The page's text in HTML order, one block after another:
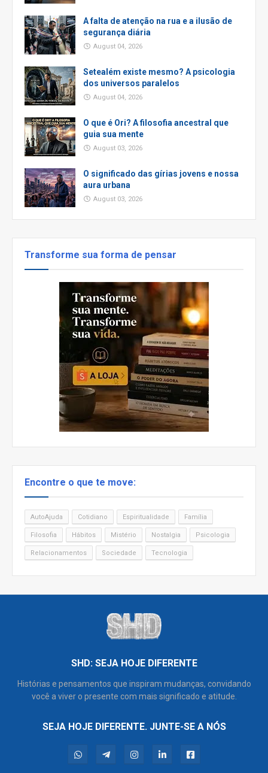
A falta de atenção na rua e a ilusão de
segurança diária
August 04, 2026
Setealém existe mesmo? A psicologia
dos universos paralelos
August 04, 2026
O que é Ori? A filosofia ancestral que
guia sua mente
August 03, 2026
O significado das gírias jovens e nossa
aura urbana
August 03, 2026
Transforme sua forma de pensar
Encontre o que te move:
AutoAjuda Cotidiano Espiritualidade Família
Filosofia Hábitos Mistério Nostalgia Psicologia
Relacionamentos Sociedade Tecnologia
SHD: SEJA HOJE DIFERENTE
Histórias e pensamentos que inspiram mudanças, convidando
você a viver o presente com mais significado e atitude.
SEJA HOJE DIFERENTE. JUNTE-SE A NÓS